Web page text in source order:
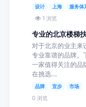
设计 上海 服务体
1 浏览
专业的北京楼梯
对于北京的业主来
专业靠谱的品牌。
一家值得关注的
在挑选...
品牌 宜步 市场
0 浏览